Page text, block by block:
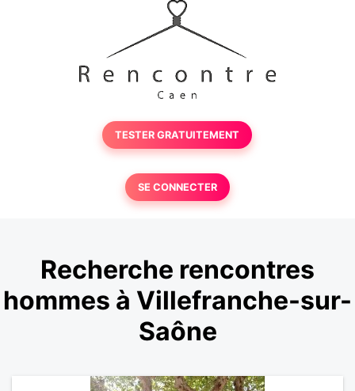
TESTER GRATUITEMENT
SE CONNECTER
Recherche rencontres
hommes à Villefranche-sur-
Saône